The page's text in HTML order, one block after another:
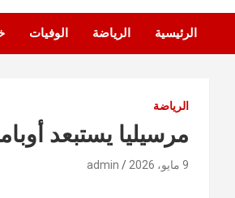
الرئيسية الرياضة الوفيات
الرياضة
مرسيليا يستبعد
9 مايو، 2026 admin